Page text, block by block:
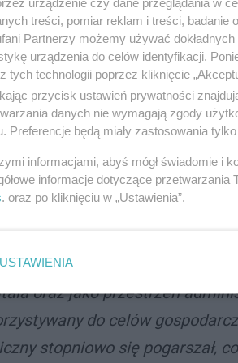
instalacje i technologie, co
szpitala, które do tej
To zapewni wydajniejsze
nie tylko zwiększy
pomieszczeń
na początku XX wieku.
oraz jako przestrzeń
do celów
stopniowo się pogarszał,
treści, pomiar reklam i treści, badanie
Partnerzy możemy używać
urządzenia do celów identyfikacji.
tych technologii poprzez kliknięcie
przycisk ustawień prywatności
danych nie wymagają zgody
Preferencje będą miały zastosowania
informacjami, abyś mógł świadomie i
informacje dotyczące przetwarzania
. oraz po kliknięciu w „Ustawienia”.
USTAWIENIA